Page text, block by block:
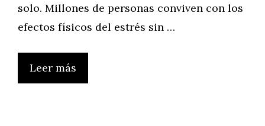
solo. Millones de personas conviven con los
efectos físicos del estrés sin …
Leer más